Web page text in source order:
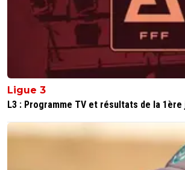
Ligue 3
L3 : Programme TV et résultats de la 1ère